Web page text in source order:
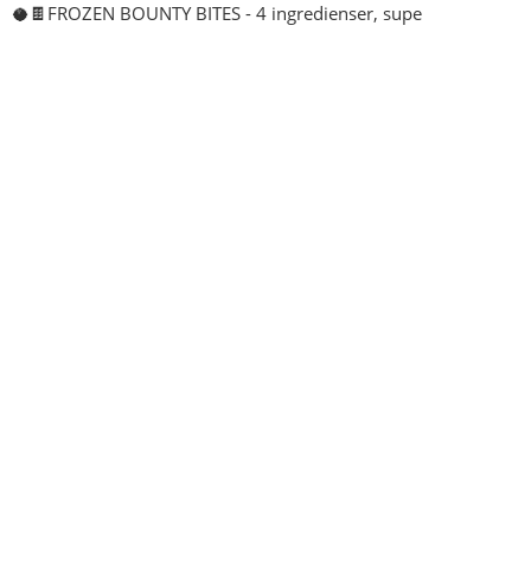
🥥🍫FROZEN BOUNTY BITES - 4 ingredienser, supe